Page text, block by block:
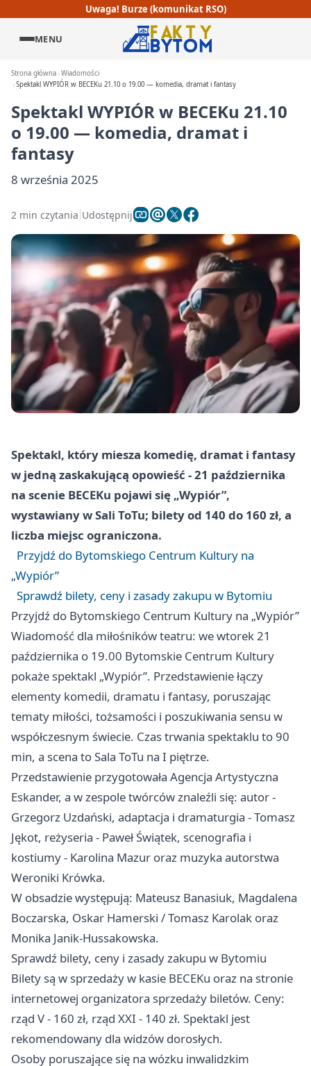
Uwaga! Burze (komunikat RSO)
MENU
Strona główna Wiadomości
Spektakl WYPIÓR w BECEKu 21.10 o 19.00 — komedia, dramat i fantasy
Spektakl WYPIÓR w BECEKu 21.10
o 19.00 — komedia, dramat i
fantasy
8 września 2025
2 min czytania Udostępnij
Spektakl, który miesza komedię, dramat i fantasy
w jedną zaskakującą opowieść - 21 października
na scenie BECEKu pojawi się „Wypiór”,
wystawiany w Sali ToTu; bilety od 140 do 160 zł, a
liczba miejsc ograniczona.
Przyjdź do Bytomskiego Centrum Kultury na
„Wypiór”
Sprawdź bilety, ceny i zasady zakupu w Bytomiu
Przyjdź do Bytomskiego Centrum Kultury na „Wypiór”
Wiadomość dla miłośników teatru: we wtorek 21
października o 19.00 Bytomskie Centrum Kultury
pokaże spektakl „Wypiór”. Przedstawienie łączy
elementy komedii, dramatu i fantasy, poruszając
tematy miłości, tożsamości i poszukiwania sensu w
współczesnym świecie. Czas trwania spektaklu to 90
min, a scena to Sala ToTu na I piętrze.
Przedstawienie przygotowała Agencja Artystyczna
Eskander, a w zespole twórców znaleźli się: autor -
Grzegorz Uzdański, adaptacja i dramaturgia - Tomasz
Jękot, reżyseria - Paweł Świątek, scenografia i
kostiumy - Karolina Mazur oraz muzyka autorstwa
Weroniki Krówka.
W obsadzie występują: Mateusz Banasiuk, Magdalena
Boczarska, Oskar Hamerski / Tomasz Karolak oraz
Monika Janik-Hussakowska.
Sprawdź bilety, ceny i zasady zakupu w Bytomiu
Bilety są w sprzedaży w kasie BECEKu oraz na stronie
internetowej organizatora sprzedaży biletów. Ceny:
rząd V - 160 zł, rząd XXI - 140 zł. Spektakl jest
rekomendowany dla widzów dorosłych.
Osoby poruszające się na wózku inwalidzkim